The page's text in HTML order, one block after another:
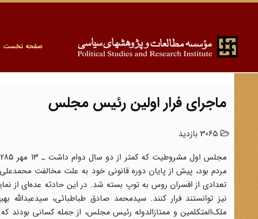
صفحه نخست
ماجرای فرار اولین رئیس مجلس
مردم بود، پیش از پایان دوره قانونی خود به علت مخالفت
تعدادی از افسران روس به توپ بسته شد. در این حادثه عده‌ای از
نیز توانستند فرار کنند. سید‌محمد صادق طباطبائی، سید‌عبدالله
ملک‌المتکلمین و ممتاز‌الدوله رئیس مجلس، از جمله کسانی بودند